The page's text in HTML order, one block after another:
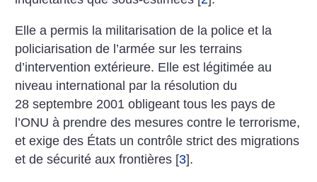
Elle a permis la militarisation de la police et la
policiarisation de l’armée sur les terrains
d’intervention extérieure. Elle est légitimée au
niveau international par la résolution du
28 septembre 2001 obligeant tous les pays de
l’ONU à prendre des mesures contre le terrorisme,
et exige des États un contrôle strict des migrations
et de sécurité aux frontières [3].